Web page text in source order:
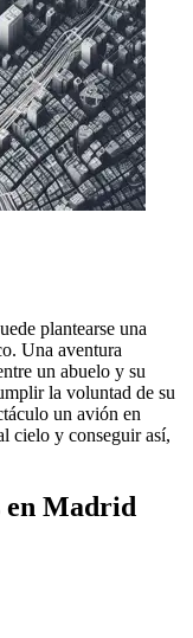
plantearse una
Una aventura
un abuelo y su
la voluntad de su
un avión en
cielo y conseguir así,
en Madrid